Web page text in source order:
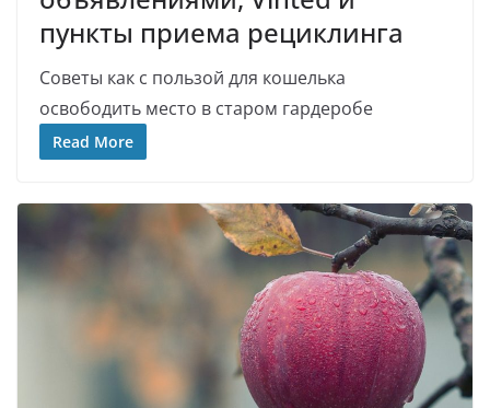
пункты приема рециклинга
Советы как с пользой для кошелька
освободить место в старом гардеробе
Read More